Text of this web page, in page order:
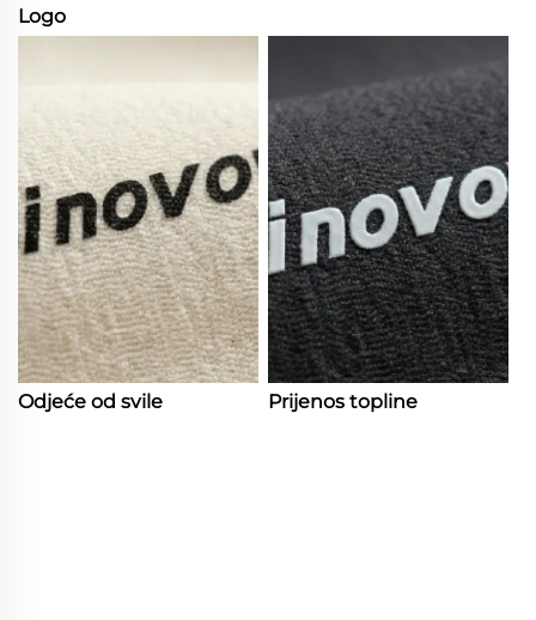
Logo
Odjeće od svile Prijenos topline